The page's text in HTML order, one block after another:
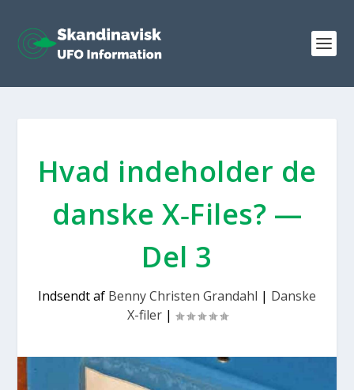
Hvad inde­hol­der de
dan­ske X‑Files? —
Del 3
Indsendt af Benny Christen Grandahl | Danske
X-filer|